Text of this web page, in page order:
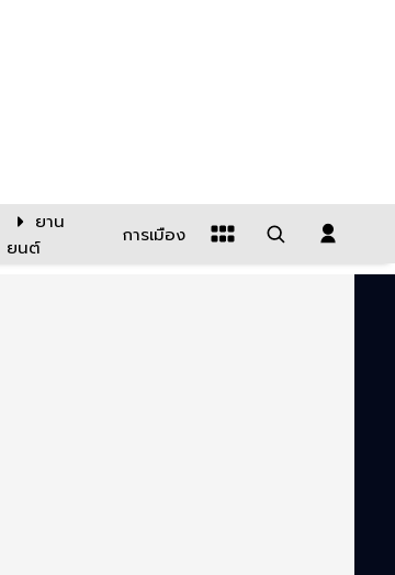
ยาน
ยนต์
การเมือง